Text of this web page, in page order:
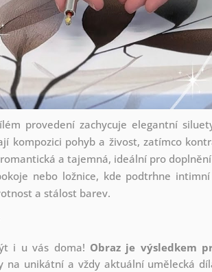
provedení zachycuje elegantní
kompozici pohyb a živost, zatímco
a tajemná, ideální pro
nebo ložnice, kde podtrhne
a stálost barev.
i u vás doma! Obraz je výsledkem
na unikátní a vždy aktuální umělecká